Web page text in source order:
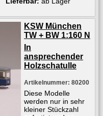
KSW München
TW + BW 1:160 N
In
ansprechender
Holzschatulle
Artikelnummer: 80200
Diese Modelle
werden nur in sehr
kleiner Stückzahl